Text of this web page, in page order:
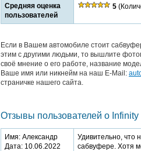
Средняя оценка
пользователей
5
Если в Вашем автомобиле стоит
этим с другими людьми, то вышлите
своё мнение о его работе, название
Ваше имя или никнейм на наш E-Mail:
страничке нашего сайта.
Отзывы пользователей о
Имя: Александр
Дата: 10.06.2022
Удивительно, что
сабвуфере. Хотя